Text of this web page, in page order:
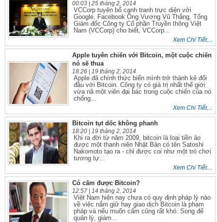
00:03 | 25 tháng 2, 2014
VCCorp tuyên bố cạnh tranh trực diện với
Google, Facebook Ông Vương Vũ Thắng, Tổng
Giám đốc Công ty Cổ phần Truyền thông Việt
Nam (VCCorp) cho biết, VCCorp...
Xem Chi Tiết…
Apple tuyên chiến với Bitcoin, một cuộc chiến
nó sẽ thua
18:26 | 19 tháng 2, 2014
Apple đã chính thức biến mình trở thành kẻ đối
đầu với Bitcoin. Công ty có giá trị nhất thế giới
vừa nã một viên đại bác trong cuộc chiến của nó
chống...
Xem Chi Tiết…
Bitcoin tụt dốc không phanh
18:20 | 19 tháng 2, 2014
Khi ra đời từ năm 2009, bitcoin là loại tiền ảo
được một thanh niên Nhật Bản có tên Satoshi
Nakomoto tạo ra - chỉ được coi như một trò chơi
tương tự...
Xem Chi Tiết…
Có cấm được Bitcoin?
12:57 | 14 tháng 2, 2014
Việt Nam hiện nay chưa có quy định pháp lý nào
về việc nắm giữ hay giao dịch Bitcoin là phạm
pháp và nếu muốn cấm cũng rất khó. Song để
quản lý, giám...